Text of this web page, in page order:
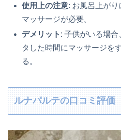
使用上の注意: お風呂上が
マッサージが必要。
デメリット : 子供がいる場
タした時間にマッサージを
る。
ルナパルテの口コミ評価